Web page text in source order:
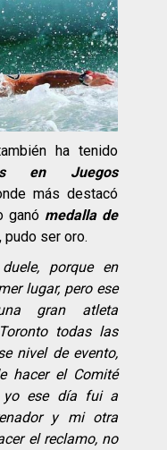
ha tenido
en Juegos
más destacó
ganó medalla de
ser oro.
, porque en
lugar, pero ese
gran atleta
todas las
nivel de evento,
hacer el Comité
ese día fui a
y mi otra
el reclamo, no